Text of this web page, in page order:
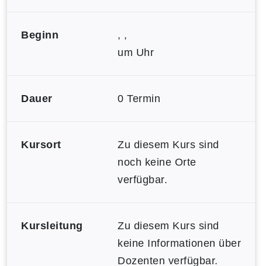
Beginn
, ,
um Uhr
Dauer 0 Termin
Kursort
Zu diesem Kurs sind
noch keine Orte
verfügbar.
Kursleitung
Zu diesem Kurs sind
keine Informationen über
Dozenten verfügbar.